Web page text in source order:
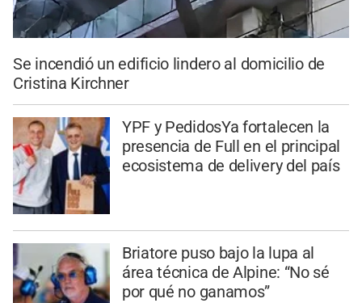
Se incendió un edificio lindero al domicilio de
Cristina Kirchner
YPF y PedidosYa fortalecen la
presencia de Full en el principal
ecosistema de delivery del país
Briatore puso bajo la lupa al
área técnica de Alpine: “No sé
por qué no ganamos”